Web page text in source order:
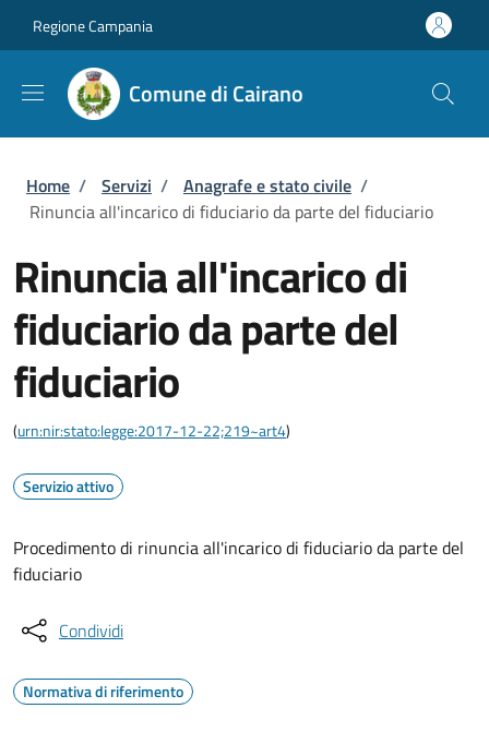
Regione Campania
Comune di Cairano
Briciole di pane
Home / Servizi / Anagrafe e stato civile /
Rinuncia all'incarico di fiduciario da parte del fiduciario
Rinuncia all'incarico di
fiduciario da parte del
fiduciario
(urn:nir:stato:legge:2017-12-22;219~art4)
Servizio attivo
Procedimento di rinuncia all'incarico di fiduciario da parte del
fiduciario
Condividi
Normativa di riferimento